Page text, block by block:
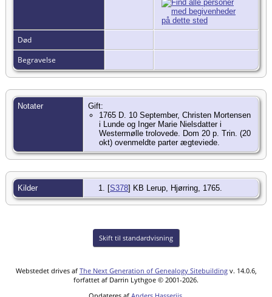
Død
Begravelse
Notater
Gift:
1765 D. 10 September, Christen Mortensen
i Lunde og Inger Marie Nielsdatter i
Westermølle trolovede. Dom 20 p. Trin. (20
okt) ovenmeldte parter ægteviede.
Kilder [S378] KB Lerup, Hjørring, 1765.
Skift til standardvisning
Webstedet drives af The Next Generation of Genealogy Sitebuildingv. 14.0.6,
forfattet af Darrin Lythgoe © 2001-2026.